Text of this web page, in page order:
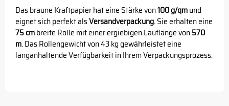
Das braune Kraftpapier hat eine Stärke von100 g/qmund
eignet sich perfekt alsVersandverpackung. Sie erhalten eine
75 cmbreite Rolle mit einer ergiebigen Lauflänge von570
m. Das Rollengewicht von 43 kg gewährleistet eine
langanhaltende Verfügbarkeit in Ihrem Verpackungsprozess.